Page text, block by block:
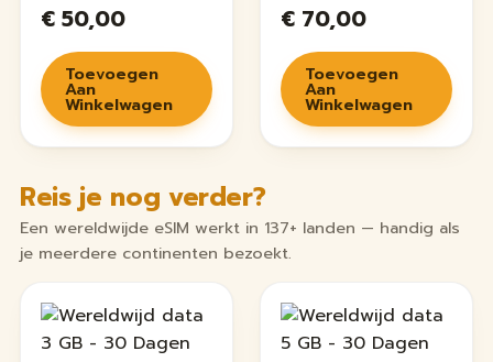
€ 50,00
Toevoegen
Aan
Winkelwagen
€ 70,00
Toevoegen
Aan
Winkelwagen
Reis je nog verder?
Een wereldwijde eSIM werkt in 137+ landen — handig als
je meerdere continenten bezoekt.